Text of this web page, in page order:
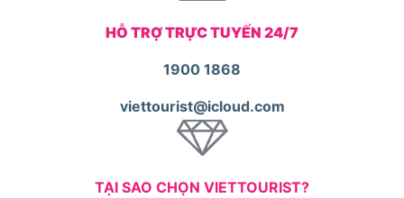
HỖ TRỢ TRỰC TUYẾN 24/7
1900 1868
viettourist@icloud.com
TẠI SAO CHỌN VIETTOURIST?